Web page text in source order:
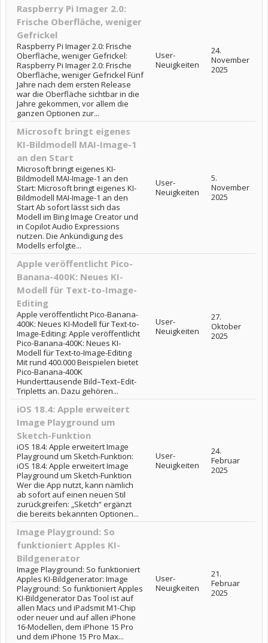
Raspberry Pi Imager 2.0:
Frische Oberfläche, weniger
Gefrickel
Raspberry Pi Imager 2.0: Frische
Oberfläche, weniger Gefrickel:
Raspberry Pi Imager 2.0: Frische
Oberfläche, weniger Gefrickel Fünf
Jahre nach dem ersten Release
war die Oberfläche sichtbar in die
Jahre gekommen, vor allem die
ganzen Optionen zur...
User-
Neuigkeiten
24.
November
2025
Microsoft bringt eigenes
KI-Bildmodell MAI-Image-1
an den Start
Microsoft bringt eigenes KI-
Bildmodell MAI-Image-1 an den
Start: Microsoft bringt eigenes KI-
Bildmodell MAI-Image-1 an den
Start Ab sofort lässt sich das
Modell im Bing Image Creator und
in Copilot Audio Expressions
nutzen. Die Ankündigung des
Modells erfolgte...
User-
Neuigkeiten
5.
November
2025
Apple veröffentlicht Pico-
Banana-400K: Neues KI-
Modell für Text-to-Image-
Editing
Apple veröffentlicht Pico-Banana-
400K: Neues KI-Modell für Text-to-
Image-Editing: Apple veröffentlicht
Pico-Banana-400K: Neues KI-
Modell für Text-to-Image-Editing
Mit rund 400.000 Beispielen bietet
Pico-Banana-400K
Hunderttausende Bild–Text–Edit-
Tripletts an. Dazu gehören...
User-
Neuigkeiten
27.
Oktober
2025
iOS 18.4: Apple erweitert
Image Playground um
Sketch-Funktion
iOS 18.4: Apple erweitert Image
Playground um Sketch-Funktion:
iOS 18.4: Apple erweitert Image
Playground um Sketch-Funktion
Wer die App nutzt, kann nämlich
ab sofort auf einen neuen Stil
zurückgreifen: „Sketch“ ergänzt
die bereits bekannten Optionen...
User-
Neuigkeiten
24.
Februar
2025
Image Playground: So
funktioniert Apples KI-
Bildgenerator
Image Playground: So funktioniert
Apples KI-Bildgenerator: Image
Playground: So funktioniert Apples
KI-Bildgenerator Das Tool ist auf
allen Macs und iPadsmit M1-Chip
oder neuer und auf allen iPhone
16-Modellen, dem iPhone 15 Pro
und dem iPhone 15 Pro Max...
User-
Neuigkeiten
21.
Februar
2025